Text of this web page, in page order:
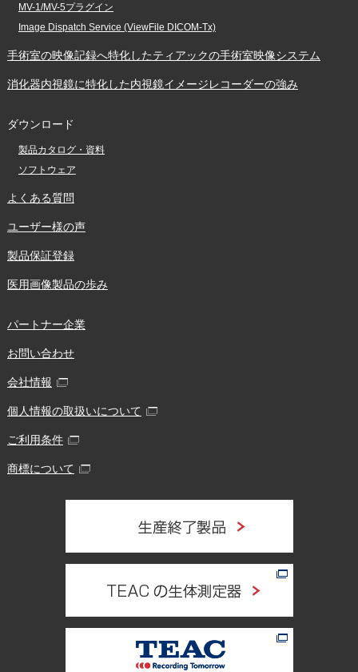
MV-1/MV-5プラグイン
Image Dispatch Service (ViewFile DICOM-Tx)
手術室の映像記録へ特化したティアックの手術室映像システム
消化器内視鏡に特化した内視鏡イメージレコーダーの強み
ダウンロード
製品カタログ・資料
ソフトウェア
よくある質問
ユーザー様の声
製品保証登録
医用画像製品の歩み
パートナー企業
お問い合わせ
会社情報
個人情報の取扱いについて
ご利用条件
商標について